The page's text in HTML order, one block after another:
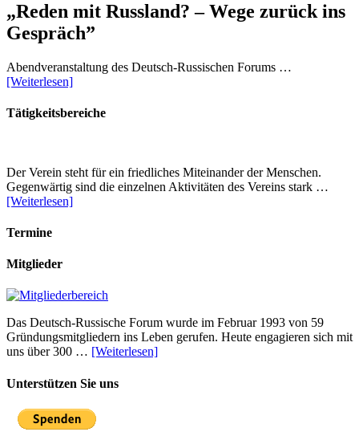
„Reden mit Russland? – Wege zurück ins
Gespräch”
Abendveranstaltung des Deutsch-Russischen Forums …
[Weiterlesen]
Tätigkeitsbereiche
Der Verein steht für ein friedliches Miteinander der Menschen.
Gegenwärtig sind die einzelnen Aktivitäten des Vereins stark …
[Weiterlesen]
Termine
Mitglieder
Das Deutsch-Russische Forum wurde im Februar 1993 von 59
Gründungsmitgliedern ins Leben gerufen. Heute engagieren sich mit
uns über 300 … [Weiterlesen]
Unterstützen Sie uns